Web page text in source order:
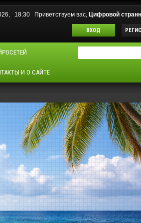
18:30 Приветствуем вас, Цифровой
ВХОД
И О САЙТЕ